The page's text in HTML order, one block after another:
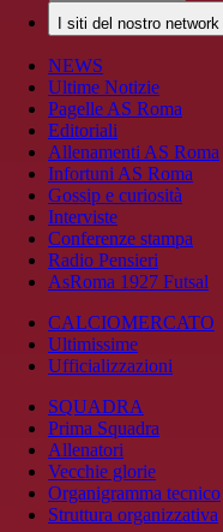
I siti del nostro network
NEWS
Ultime Notizie
Pagelle AS Roma
Editoriali
Allenamenti AS Roma
Infortuni AS Roma
Gossip e curiosità
Interviste
Conferenze stampa
Radio Pensieri
AsRoma 1927 Futsal
CALCIOMERCATO
Ultimissime
Ufficializzazioni
SQUADRA
Prima Squadra
Allenatori
Vecchie glorie
Organigramma tecnico
Struttura organizzativa